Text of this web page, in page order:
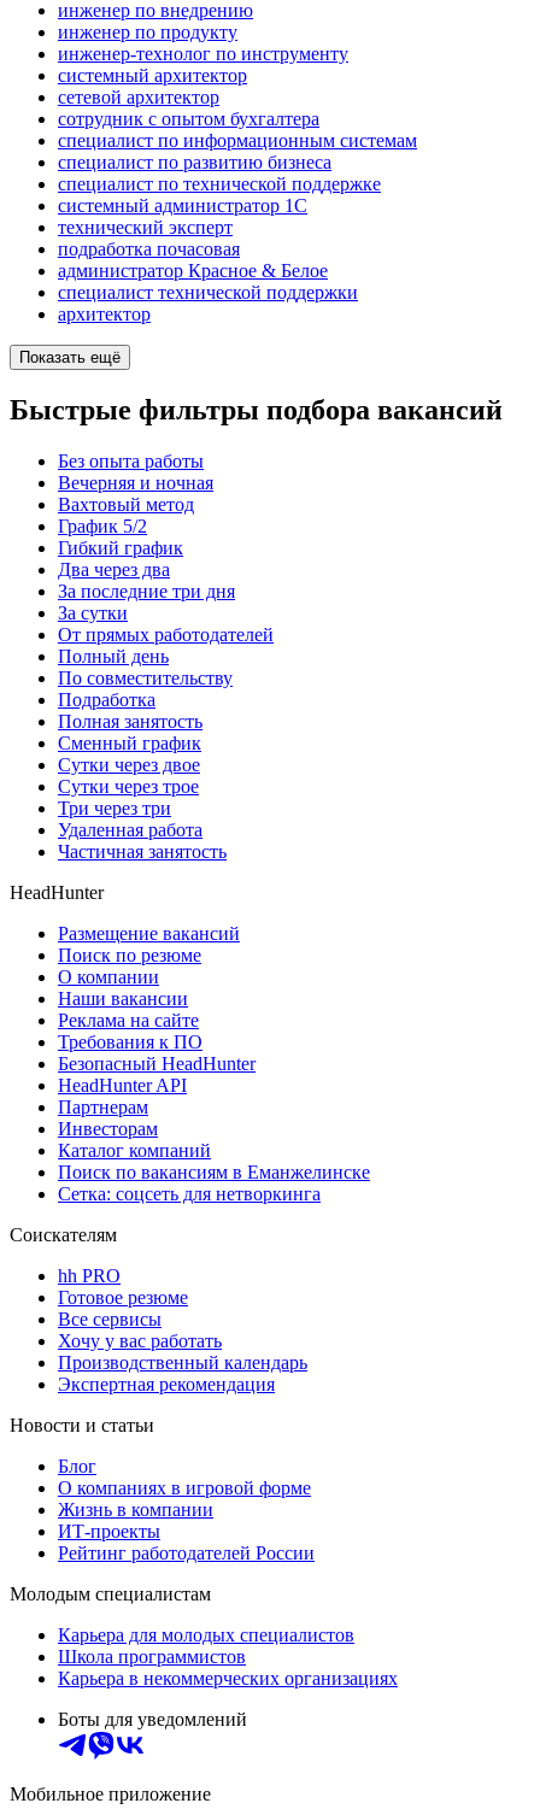
инженер по внедрению
инженер по продукту
инженер-технолог по инструменту
системный архитектор
сетевой архитектор
сотрудник с опытом бухгалтера
специалист по информационным системам
специалист по развитию бизнеса
специалист по технической поддержке
системный администратор 1С
технический эксперт
подработка почасовая
администратор Красное & Белое
специалист технической поддержки
архитектор
Показать ещё
Быстрые фильтры подбора вакансий
Без опыта работы
Вечерняя и ночная
Вахтовый метод
График 5/2
Гибкий график
Два через два
За последние три дня
За сутки
От прямых работодателей
Полный день
По совместительству
Подработка
Полная занятость
Сменный график
Сутки через двое
Сутки через трое
Три через три
Удаленная работа
Частичная занятость
HeadHunter
Размещение вакансий
Поиск по резюме
О компании
Наши вакансии
Реклама на сайте
Требования к ПО
Безопасный HeadHunter
HeadHunter API
Партнерам
Инвесторам
Каталог компаний
Поиск по вакансиям в Еманжелинске
Сетка: соцсеть для нетворкинга
Соискателям
hh PRO
Готовое резюме
Все сервисы
Хочу у вас работать
Производственный календарь
Экспертная рекомендация
Новости и статьи
Блог
О компаниях в игровой форме
Жизнь в компании
ИТ-проекты
Рейтинг работодателей России
Молодым специалистам
Карьера для молодых специалистов
Школа программистов
Карьера в некоммерческих организациях
Боты для уведомлений
Мобильное приложение